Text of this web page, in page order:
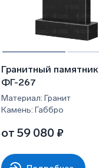
Гранитный памятник
ФГ-267
Материал: Гранит
Камень: Габбро
от 59 080 ₽